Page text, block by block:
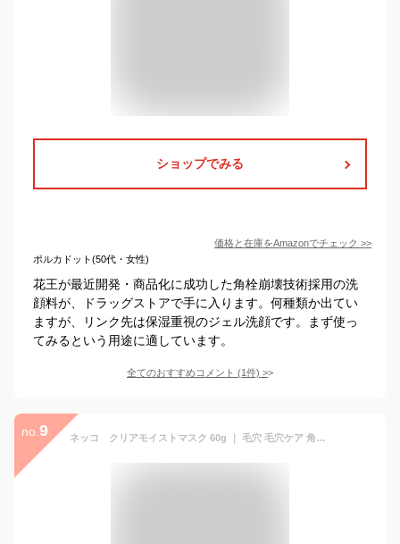
ショップでみる
価格と在庫をAmazonでチェック >>
ポルカドット(50代・女性)
花王が最近開発・商品化に成功した角栓崩壊技術採用の洗
顔料が、ドラッグストアで手に入ります。何種類か出てい
ますが、リンク先は保湿重視のジェル洗顔です。まず使っ
てみるという用途に適しています。
全てのおすすめコメント (1件) >
no. 9 ネッコ クリアモイストマスク 60g ｜ 毛穴 毛穴ケア 角質 角質ケア 黒ずみ 角栓 クレイ 泥洗顔 泥マスク くすみ くすみケア マスク洗顔 洗顔料 スキンケア 保湿 無添加 発酵成分